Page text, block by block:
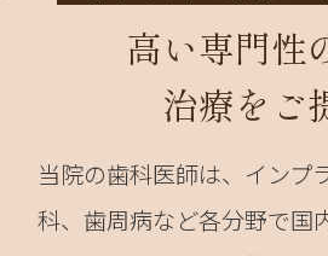
高い専門性
治療をご
当院の歯科医師は、インプ
科、歯周病など各分野で国